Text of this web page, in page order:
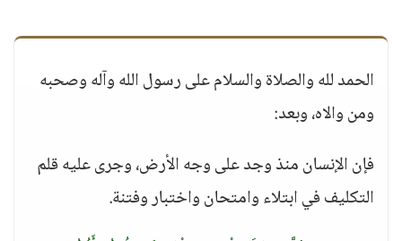
الحمد لله والصلاة والسلام على رسول الله وآله وصحبه
ومن والاه، وبعد:
فإن الإنسان منذ وجد على وجه الأرض، وجرى عليه قلم
التكليف في ابتلاء وامتحان واختبار وفتنة.